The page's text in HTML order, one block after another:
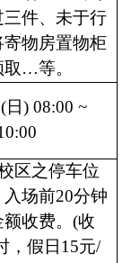
件、未于行
物房置物柜
…等。
(日) 08:00 ~
区之停车位
入场前20分钟
收费。 (收
，假日 15元/